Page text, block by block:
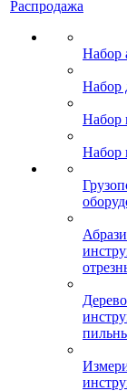
Распродажа
Набор
Набор
Набор
Набор